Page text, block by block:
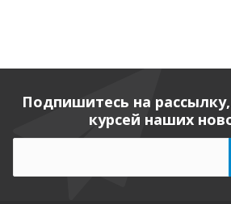
Подпишитесь на
курсей наших